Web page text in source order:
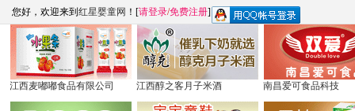
您好，欢迎来到 红星婴童网 ！[请登录/免费注册]
江西麦嘟嘟食品有限公司 江西醇之客月子米酒 南昌爱可食品科技